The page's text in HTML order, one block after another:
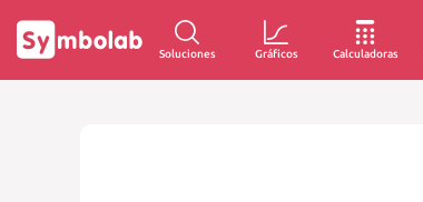
Soluciones Gráficos Calculadoras